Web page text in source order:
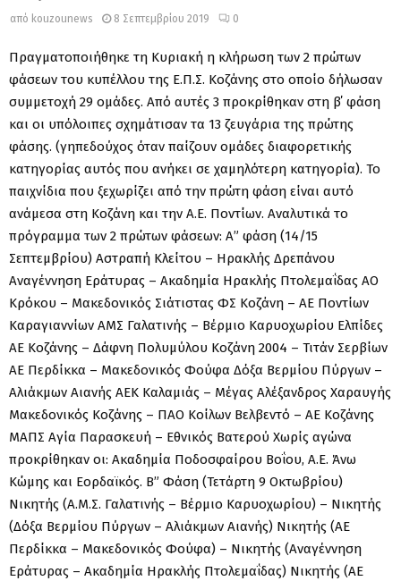
από kouzounews 8 Σεπτεμβρίου 2019 0
Πραγματοποιήθηκε τη Κυριακή η κλήρωση των 2 πρώτων
φάσεων του κυπέλλου της Ε.Π.Σ. Κοζάνης στο οποίο δήλωσαν
συμμετοχή 29 ομάδες. Από αυτές 3 προκρίθηκαν στη β΄ φάση
και οι υπόλοιπες σχημάτισαν τα 13 ζευγάρια της πρώτης
φάσης. (γηπεδούχος όταν παίζουν ομάδες διαφορετικής
κατηγορίας αυτός που ανήκει σε χαμηλότερη κατηγορία). Το
παιχνίδια που ξεχωρίζει από την πρώτη φάση είναι αυτό
ανάμεσα στη Κοζάνη και την Α.Ε. Ποντίων. Αναλυτικά το
πρόγραμμα των 2 πρώτων φάσεων: Α” φάση (14/15
Σεπτεμβρίου) Αστραπή Κλείτου – Ηρακλής Δρεπάνου
Αναγέννηση Εράτυρας – Ακαδημία Ηρακλής Πτολεμαΐδας ΑΟ
Κρόκου – Μακεδονικός Σιάτιστας ΦΣ Κοζάνη – ΑΕ Ποντίων
Καραγιαννίων ΑΜΣ Γαλατινής – Βέρμιο Καρυοχωρίου Ελπίδες
ΑΕ Κοζάνης – Δάφνη Πολυμύλου Κοζάνη 2004 – Τιτάν Σερβίων
ΑΕ Περδίκκα – Μακεδονικός Φούφα Δόξα Βερμίου Πύργων –
Αλιάκμων Αιανής ΑΕΚ Καλαμιάς – Μέγας Αλέξανδρος Χαραυγής
Μακεδονικός Κοζάνης – ΠΑΟ Κοίλων Βελβεντό – ΑΕ Κοζάνης
ΜΑΠΣ Αγία Παρασκευή – Εθνικός Βατερού Χωρίς αγώνα
προκρίθηκαν οι: Ακαδημία Ποδοσφαίρου Βοΐου, Α.Ε. Άνω
Κώμης και Εορδαϊκός. Β” Φάση (Τετάρτη 9 Οκτωβρίου)
Νικητής (Α.Μ.Σ. Γαλατινής – Βέρμιο Καρυοχωρίου) – Νικητής
(Δόξα Βερμίου Πύργων – Αλιάκμων Αιανής) Νικητής (ΑΕ
Περδίκκα – Μακεδονικός Φούφα) – Νικητής (Αναγέννηση
Εράτυρας – Ακαδημία Ηρακλής Πτολεμαΐδας) Νικητής (ΑΕ